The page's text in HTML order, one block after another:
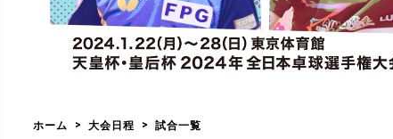
公式記録
国内ランキング
日本代表
女子ナショナルチーム選
手・候補
女子世界ランキング
競技規則
観戦ガイド
ゼッケンについて
競技者育成事業
会長あいさつ
役員委員
国際大会自主参加申請
競技ウエア広告申請
ホーム 大会日程 試合一覧